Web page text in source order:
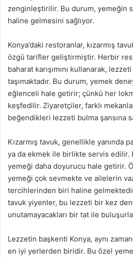
zenginleştirilir. Bu durum, yemeğin
haline gelmesini sağlıyor.
Konya’daki restoranlar, kızarmış
özgü tarifler geliştirmiştir. Herbir
baharat karışımını kullanarak,
taşımaktadır. Bu durum, yemek
eğlenceli hale getirir; çünkü her
keşfedilir. Ziyaretçiler, farklı
beğendikleri lezzeti bulma şansına
Kızarmış tavuk, genellikle yanında
ya da ekmek ile birlikte servis edilir.
yemeği daha doyurucu hale getirir.
yemeği çok sevmekte ve ailelerin
tercihlerinden biri haline gelmektedir.
tavuk yiyenler, bu lezzeti bir kez
unutamayacakları bir tat ile
Lezzetin başkenti Konya, aynı
en iyi yerlerden biridir. Bu özel